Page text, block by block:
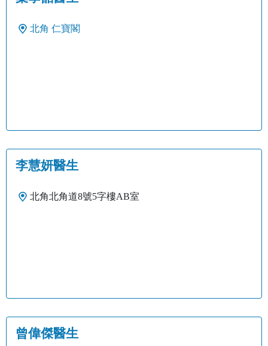
北角 仁寶閣
李慧妍醫生
北角北角道8號5字樓AB室
曾偉傑醫生